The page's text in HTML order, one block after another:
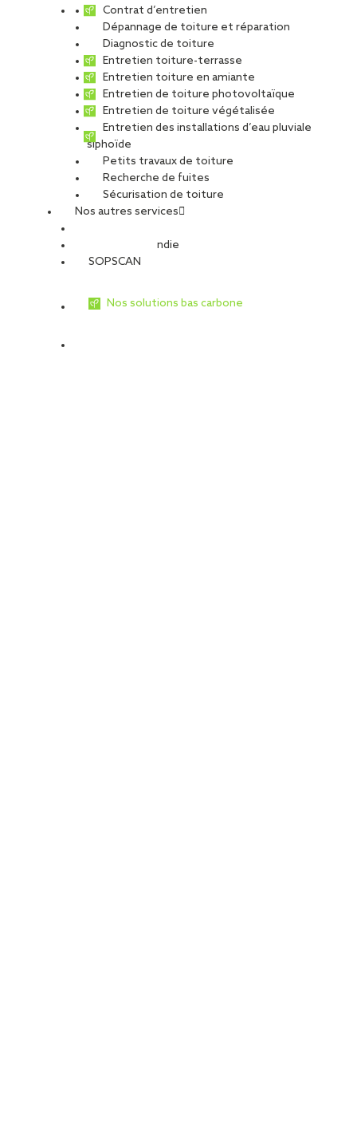
Contrat d’entretien
Dépannage de toiture et réparation
Diagnostic de toiture
Entretien toiture-terrasse
Entretien toiture en amiante
Entretien de toiture photovoltaïque
Entretien de toiture végétalisée
Entretien des installations d’eau pluviale
siphoïde
Petits travaux de toiture
Recherche de fuites
Sécurisation de toiture
Nos autres services
Sécurité Incendie
SOPSCAN
Nos solutions bas carbone